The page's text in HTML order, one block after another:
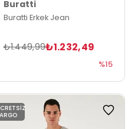
Buratti
Buratti Erkek Jean
₺1.232,49
₺1.449,99
%15